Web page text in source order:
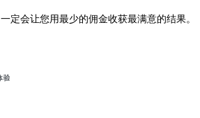
定会让您用最少的佣金收获最满意的结果。